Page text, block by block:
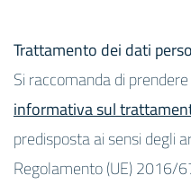
Trattamento dei dati
Si raccomanda di
informativa sul
predisposta ai sensi degli
Regolamento (UE) 2016/